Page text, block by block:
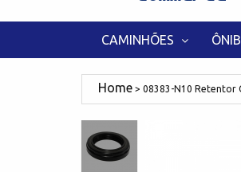
CAMINHÕES
08383-N10 Retentor